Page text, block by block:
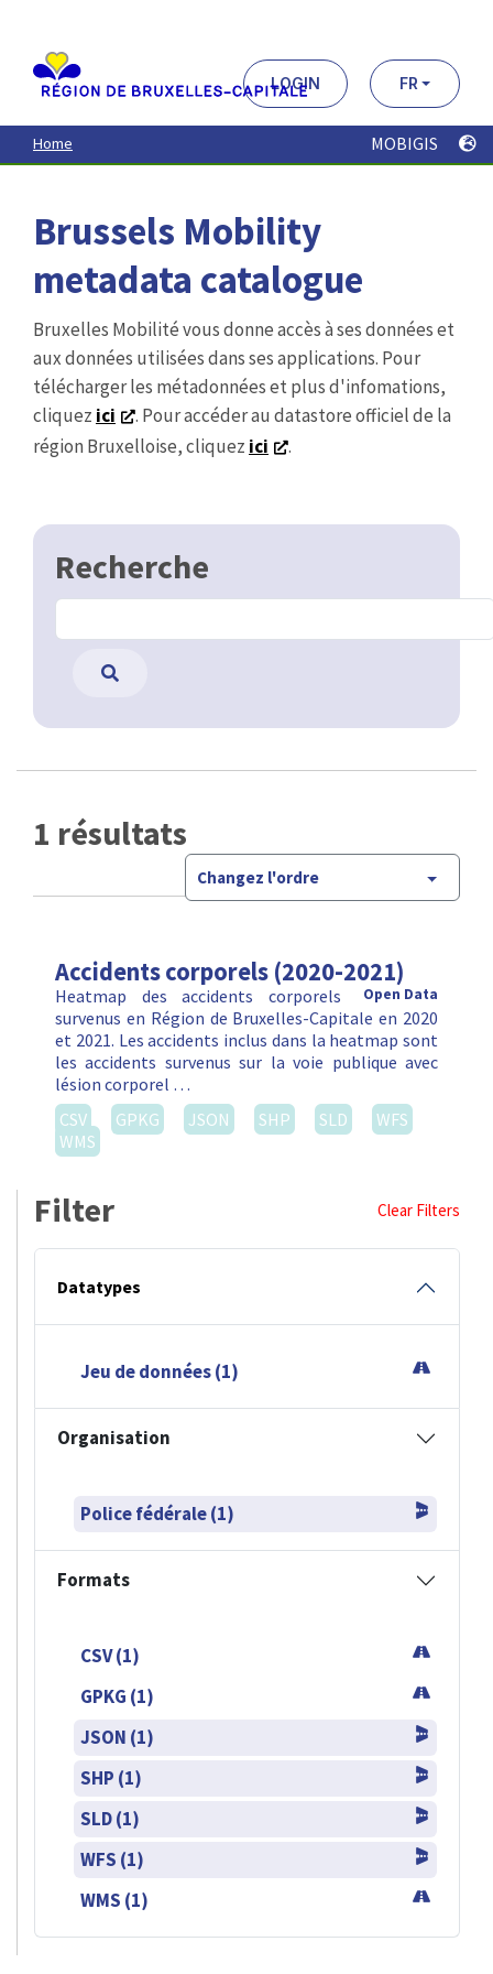
contenu
principal
LOGIN FR
Home MOBIGIS
Brussels Mobility
metadata catalogue
Bruxelles Mobilité vous donne accès à ses données et
aux données utilisées dans ses applications. Pour
télécharger les métadonnées et plus d'infomations,
cliquez ici
. Pour accéder au datastore officiel de la
région Bruxelloise, cliquez ici .
Recherche
1 résultats
Changez l'ordre
Accidents corporels (2020-2021)
Open Data
Heatmap des accidents corporels
survenus en Région de Bruxelles-Capitale en 2020
et 2021. Les accidents inclus dans la heatmap sont
les accidents survenus sur la voie publique avec
lésion corporel …
CSV
GPKG JSON SHP SLD
WFS
WMS
Filter Clear Filters
Datatypes
Jeu de données (1)
Organisation
Police fédérale (1)
Formats
CSV (1)
GPKG (1)
JSON (1)
SHP (1)
SLD (1)
WFS (1)
WMS (1)